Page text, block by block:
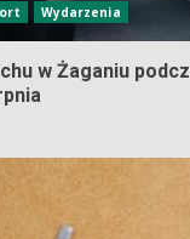
Wydarzenia
w Żaganiu